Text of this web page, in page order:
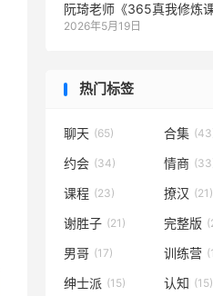
阮琦老师《365真我修炼课
2026年5月19日
热门标签
聊天 (65) 合集
约会 (34) 情商
课程 (23) 撩汉 (21)
谢胜子 (21) 完整版
男哥 (17) 训练营
绅士派 (15) 认知 (15)